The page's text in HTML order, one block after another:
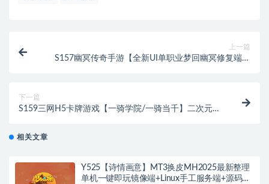
上一篇
S157幽冥传奇手游【全新UI单职业梦回幽冥修复端】
下一篇
S159三网H5卡牌游戏【一骑学院/一骑当千】二次元最
相关文章
Y525【诗情画意】MT3换皮MH2025最新整理
单机一键即玩镜像端+Linux手工服务端+源码